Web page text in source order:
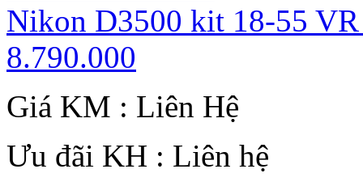
Nikon D3500 kit 18-55
8.790.000
Giá KM : Liên Hệ
Ưu đãi KH : Liên hệ